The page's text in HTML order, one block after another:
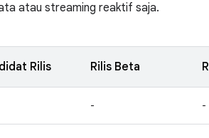
atau streaming reaktif saja.
Rilis Rilis Beta
- -